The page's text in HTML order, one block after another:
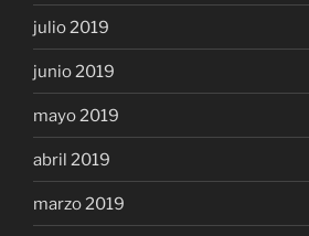
julio 2019
junio 2019
mayo 2019
abril 2019
marzo 2019